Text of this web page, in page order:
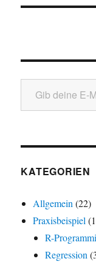
Gib deine E-Mail-Adresse ein ...
KATEGORIEN
Allgemein (22)
Praxisbeispiel
R-
Regression